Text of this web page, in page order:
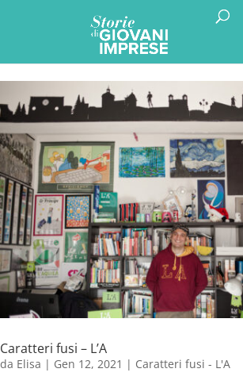
Caratteri fusi – L’A
da Elisa | Gen 12, 2021 | Caratteri fusi - L'A